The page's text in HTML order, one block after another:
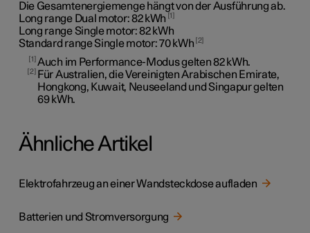
Die Gesamtenergiemenge hängt von der Ausführung ab.
Long range Dual motor:82 kWh 1
Long range Single motor:82 kWh
Standard range Single motor:70 kWh 2
1 Auch im Performance-Modus gelten 82 kWh.
2
Für Australien, die Vereinigten Arabischen Emirate,
Hongkong, Kuwait, Neuseeland und Singapur gelten
69 kWh.
Ähnliche Artikel
Elektrofahrzeug an einer Wandsteckdose aufladen
Batterien und Stromversorgung